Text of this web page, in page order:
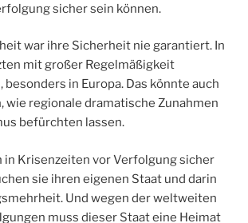
sicher sein können.
war ihre Sicherheit nie garantiert. In
mit großer Regelmäßigkeit
in Europa. Das könnte auch
wie regionale dramatische Zunahmen
befürchten lassen.
in Krisenzeiten vor Verfolgung sicher
sie ihren eigenen Staat und darin
Und wegen der weltweiten
muss dieser Staat eine Heimat